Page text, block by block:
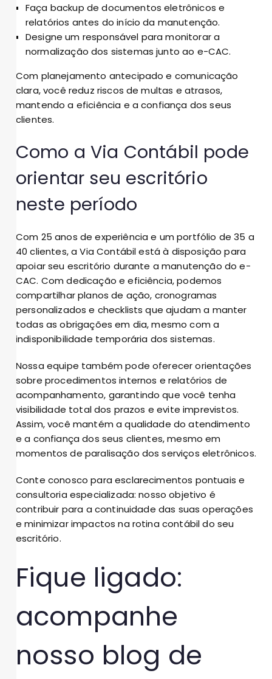
Faça backup de documentos eletrônicos e
relatórios antes do início da manutenção.
Designe um responsável para monitorar a
normalização dos sistemas junto ao e-CAC.
Com planejamento antecipado e comunicação
clara, você reduz riscos de multas e atrasos,
mantendo a eficiência e a confiança dos seus
clientes.
Como a Via Contábil pode
orientar seu escritório
neste período
Com 25 anos de experiência e um portfólio de 35 a
40 clientes, a Via Contábil está à disposição para
apoiar seu escritório durante a manutenção do e-
CAC. Com dedicação e eficiência, podemos
compartilhar planos de ação, cronogramas
personalizados e checklists que ajudam a manter
todas as obrigações em dia, mesmo com a
indisponibilidade temporária dos sistemas.
Nossa equipe também pode oferecer orientações
sobre procedimentos internos e relatórios de
acompanhamento, garantindo que você tenha
visibilidade total dos prazos e evite imprevistos.
Assim, você mantém a qualidade do atendimento
e a confiança dos seus clientes, mesmo em
momentos de paralisação dos serviços eletrônicos.
Conte conosco para esclarecimentos pontuais e
consultoria especializada: nosso objetivo é
contribuir para a continuidade das suas operações
e minimizar impactos na rotina contábil do seu
escritório.
Fique ligado:
acompanhe
nosso blog de